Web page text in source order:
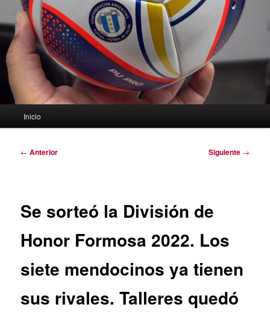
Inicio
Navegación
← Anterior Siguiente →
Se sorteó la División de
Honor Formosa 2022. Los
siete mendocinos ya tienen
sus rivales. Talleres quedó